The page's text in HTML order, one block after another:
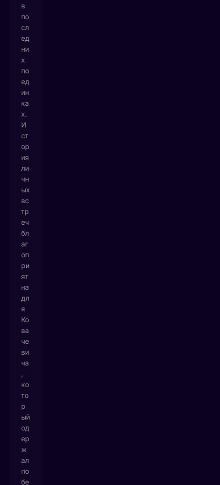
в
по
сл
ед
ни
х
по
ед
ин
ка
х.
И
ст
ор
ия
ли
чн
ых
вс
тр
еч
бл
аг
оп
ри
ят
на
дл
я
Ко
ва
че
ви
ча
ко
то
р
ый
од
ер
ж
ал
по
бе